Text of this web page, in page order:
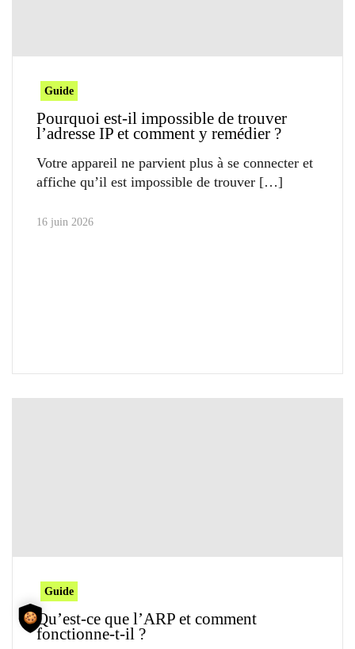
Guide
Pourquoi est-il impossible de trouver
l’adresse IP et comment y remédier ?
Votre appareil ne parvient plus à se connecter et
affiche qu’il est impossible de trouver
16 juin 2026
Guide
Qu’est-ce que l’ARP et comment
fonctionne-t-il ?